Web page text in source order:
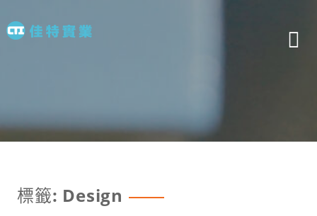
content
標籤: Design